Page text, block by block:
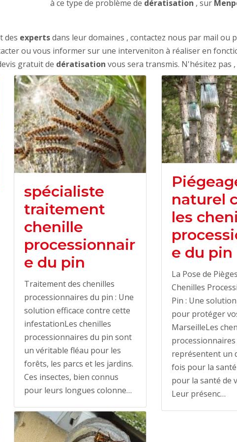
à ce type de problème de dératisation , sur
des expertsdans leur domaines , contactez nous par mail ou
ou vous informer sur une interveniton à réaliser en
gratuit de dératisation vous sera transmis. N'hésitez pas
spécialiste
traitement
chenille
processionnair
e du pin
Traitement des chenilles
processionnaires du pin : Une
solution efficace contre cette
infestationLes chenilles
processionnaires du pin sont
un véritable fléau pour les
forêts, les parcs et les jardins.
Ces insectes, bien connus
pour leurs longues colonne…
naturel
les
e du pin
La Pose de
Chenilles
Pin : Une
pour protéger
MarseilleLes
représentent un
fois pour la
pour la santé de
Leur présenc…